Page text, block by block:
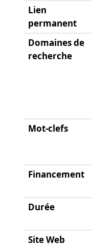
Lien
permanent
Domaines de
recherche
Mot-clefs
Financement
Durée
Site Web